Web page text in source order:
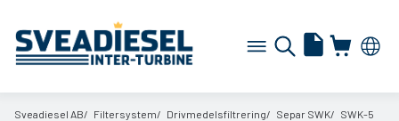
Sveadiesel AB Filtersystem Drivmedelsfiltrering Separ SWK SWK-5